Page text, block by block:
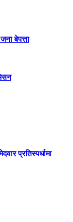
बेपत्ता
प्रतिस्पर्धामा